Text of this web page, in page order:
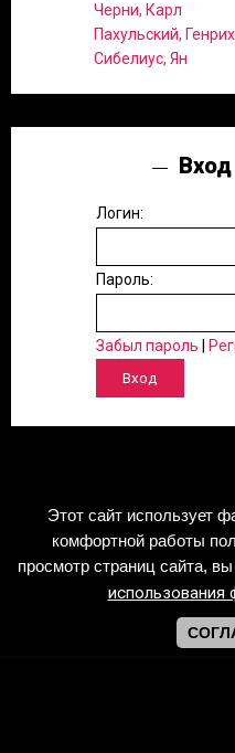
Черни, Карл
Пахульский, Генрих
Сибелиус, Ян
Вход
Логин:
Пароль:
Забыл пароль
Этот сайт использует
комфортной работы
просмотр страниц сайта,
использования